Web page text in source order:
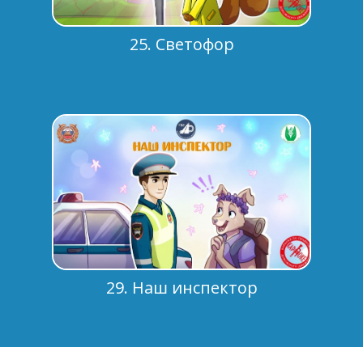
25. Светофор
29. Наш инспектор